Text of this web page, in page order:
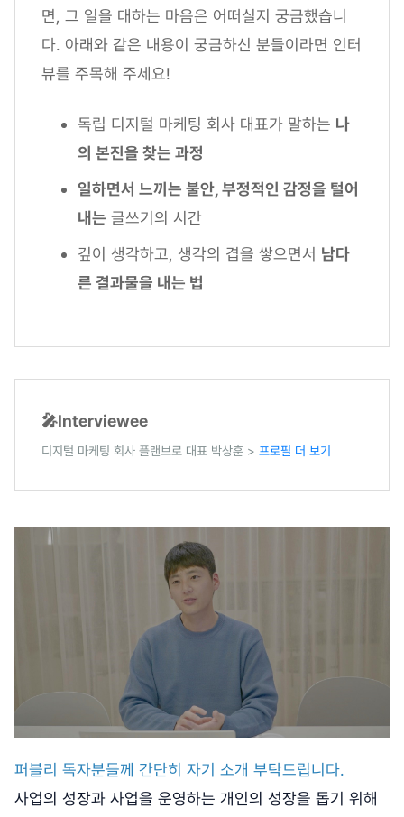
면, 그 일을 대하는 마음은 어떠실지 궁금했습니
다. 아래와 같은 내용이 궁금하신 분들이라면 인터
뷰를 주목해 주세요!
독립 디지털 마케팅 회사 대표가 말하는 나
의 본진을 찾는 과정
일하면서 느끼는 불안, 부정적인 감정을 털어
내는 글쓰기의 시간
깊이 생각하고, 생각의 겹을 쌓으면서 남다
른 결과물을 내는 법
🎤Interviewee
디지털 마케팅 회사 플랜브로 대표 박상훈 > 프로필 더 보기
퍼블리 독자분들께 간단히 자기 소개 부탁드립니다.
사업의 성장과 사업을 운영하는 개인의 성장을 돕기 위해